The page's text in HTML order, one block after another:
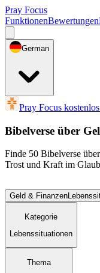
Pray Focus
FunktionenBewertungen
German
Pray Focus
Bibelverse über
Finde 50 Bibelverse
Trost und Kraft im
Geld & Finanzen
Kategorie
Lebenssituationen
Thema